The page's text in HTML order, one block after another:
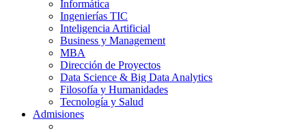
Informática
Ingenierías TIC
Inteligencia Artificial
Business y Management
MBA
Dirección de Proyectos
Data Science & Big Data Analytics
Filosofía y Humanidades
Tecnología y Salud
Admisiones